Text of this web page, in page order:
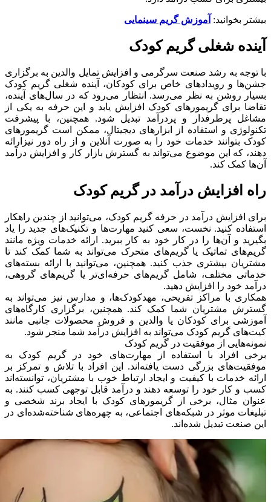
بیشتر بخوانید: آموزش گریم سینمایی
آینده شغلی گریم کودک
با توجه به رشد صنعت سرگرمی و افزایش تمایل والدین به برگزاری
جشن‌ها و رویدادهای خاص برای کودکان، آینده شغلی گریم کودک
بسیار روشن به نظر می‌رسد. انتظار می‌رود که در سال‌های آینده،
تقاضا برای گریمورهای کودک افزایش یابد و این حرفه به یکی از
مشاغل پرطرفدار و پردرآمد تبدیل شود. همچنین، با پیشرفت
تکنولوژی و استفاده از ابزارهای دیجیتال، ممکن است گریمورهای
کودک بتوانند خدمات خود را به صورت آنلاین و از راه دور نیزارائه
دهند، که این موضوع می‌تواند به گسترش بازار کار و افزایش درآمد
آن‌ها کمک کند.
راه‌ افزایش درآمد در گریم کودک
برای افزایش درآمد در حرفه گریم کودک، می‌توانید از چندین راهکار
استفاده کنید. نخست، سعی کنید مهارت‌ها و تکنیک‌های جدید را یاد
بگیرید و آن‌ها را در کار خود به کار ببرید. ارائه خدمات ویژه مانند
گریم‌های تماتیک یا گریم‌های متحرک می‌تواند به شما کمک کند تا
مشتریان بیشتری جذب کنید. همچنین، می‌توانید با ارائه بسته‌های
خدماتی مختلف، شامل گریم‌های حرفه‌ای‌تر یا گریم‌های گروهی،
درآمد خود را افزایش دهید.
همکاری با مراکز تفریحی، مهدکودک‌ها، و مدارس نیز می‌تواند به
گسترش مشتریان شما کمک کند. همچنین، برگزاری کارگاه‌های
آموزشی برای کودکان یا والدین و فروش محصولات جانبی مانند
کیت‌های گریم کودک می‌تواند به افزایش درآمد شما منجر شود.
نمونه‌هایی از موفقیت در گریم کودک
برخی افراد با استفاده از مهارت‌های خود در گریم کودک به
موفقیت‌های بزرگی دست یافته‌اند. این افراد با تلاش و تمرکز بر
ارائه خدمات با کیفیت و ایجاد ارتباط خوب با مشتریان، توانسته‌اند
کسب و کار خود را توسعه دهند و درآمد قابل توجهی کسب کنند. به
عنوان مثال، برخی از گریمورهای کودک با ایجاد برند شخصی و
تبلیغات موثر در شبکه‌های اجتماعی، به چهره‌های شناخته‌شده‌ای در
این صنعت تبدیل شده‌اند.